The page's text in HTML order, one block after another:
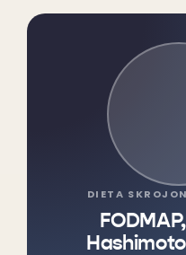
DIETA